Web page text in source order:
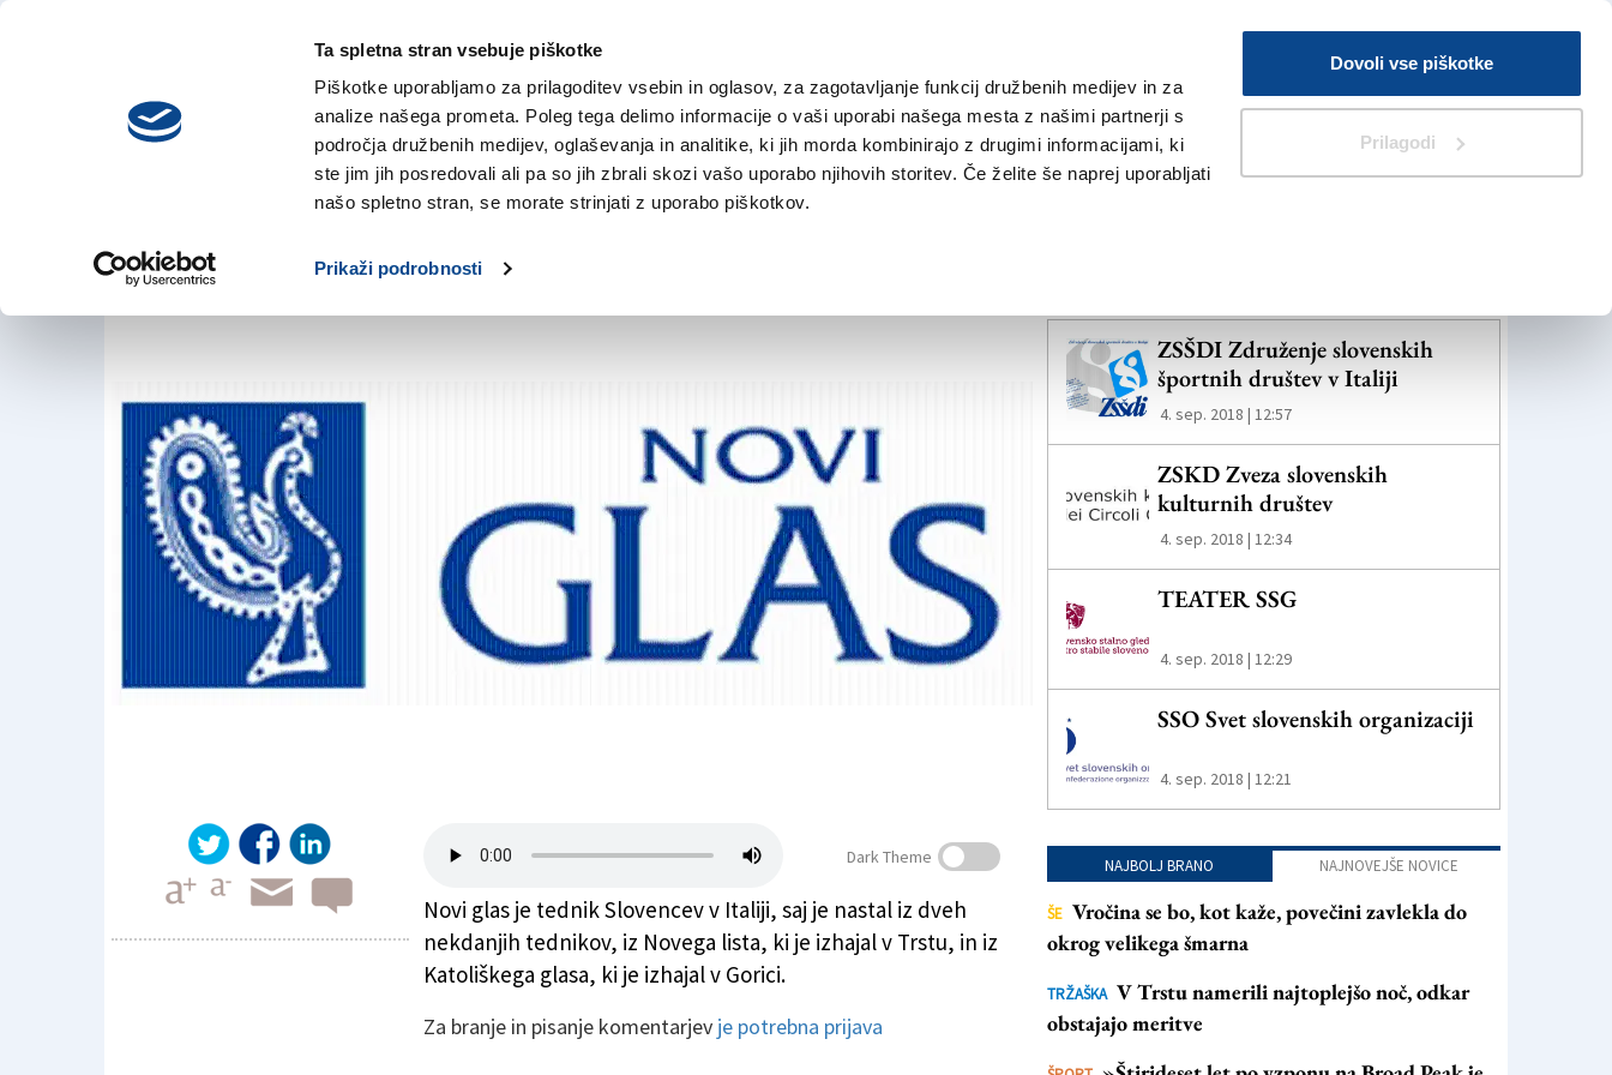
Ta spletna stran vsebuje piškotke
Piškotke uporabljamo za prilagoditev vsebin in oglasov, za zagotavljanje funkcij družbenih medijev in za
analize našega prometa. Poleg tega delimo informacije o vaši uporabi našega mesta z našimi partnerji s
področja družbenih medijev, oglaševanja in analitike, ki jih morda kombinirajo z drugimi informacijami, ki
ste jim jih posredovali ali pa so jih zbrali skozi vašo uporabo njihovih storitev. Če želite še naprej uporabljati
našo spletno stran, se morate strinjati z uporabo piškotkov.
Prikaži podrobnosti
Dovoli vse piškotke
Prilagodi
sreda,
5. avgusta 2026
V Kioskih
Iskanje
NOVICE TRŽAŠKA GORIŠKA KULTURA ŠPORT ŠE
NOVI GLAS
3. sep. 2018 | 17:46
Dark Theme
Novi glas je tednik Slovencev v Italiji, saj je nastal iz dveh
nekdanjih tednikov, iz Novega lista, ki je izhajal v Trstu, in iz
Katoliškega glasa, ki je izhajal v Gorici.
Za branje in pisanje komentarjev je potrebna prijava
ZSŠDI Združenje slovenskih
športnih društev v Italiji
4. sep. 2018 | 12:57
ZSKD Zveza slovenskih
kulturnih društev
4. sep. 2018 | 12:34
TEATER SSG
4. sep. 2018 | 12:29
SSO Svet slovenskih organizaciji
4. sep. 2018 | 12:21
NAJBOLJ BRANO NAJNOVEJŠE NOVICE
ŠE Vročina se bo, kot kaže, povečini zavlekla do
okrog velikega šmarna
TRŽAŠKA V Trstu namerili najtoplejšo noč, odkar
obstajajo meritve